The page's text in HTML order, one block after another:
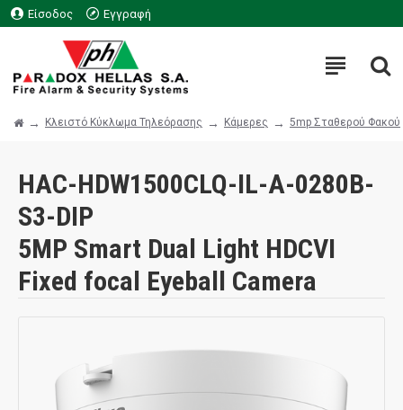
Είσοδος Εγγραφή
Κλειστό Κύκλωμα Τηλεόρασης Κάμερες 5mp Σταθερού Φακού
HAC-HDW1500CLQ-IL-A-0280B-
S3-DIP
5MP Smart Dual Light HDCVI
Fixed focal Eyeball Camera